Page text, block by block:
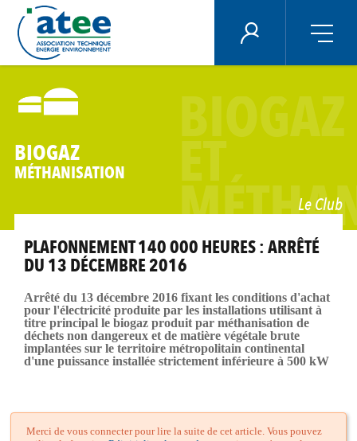
contenu
principal
ÉNERGIE PLUS
BIOGAZ
ET
BIOGAZ
MÉTHANISATION
Le Club
PLAFONNEMENT 140 000 HEURES : ARRÊTÉ
DU 13 DÉCEMBRE 2016
Arrêté du 13 décembre 2016 fixant les conditions d'achat
pour l'électricité produite par les installations utilisant à
titre principal le biogaz produit par méthanisation de
déchets non dangereux et de matière végétale brute
implantées sur le territoire métropolitain continental
d'une puissance installée strictement inférieure à 500 kW
Merci de vous connecter pour lire la suite de cet article. Vous pouvez
Panneau de gestion des cookies